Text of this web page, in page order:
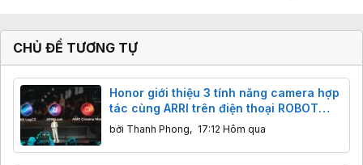
CHỦ ĐỀ TƯƠNG TỰ
Honor giới thiệu 3 tính năng camera hợp
tác cùng ARRI trên điện thoại ROBOT
PHONE
bởi Thanh Phong, 17:12 Hôm qua